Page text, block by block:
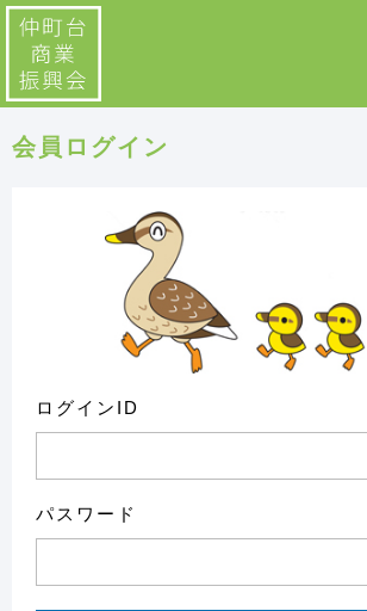
会員ログイン
ログインID
パスワード